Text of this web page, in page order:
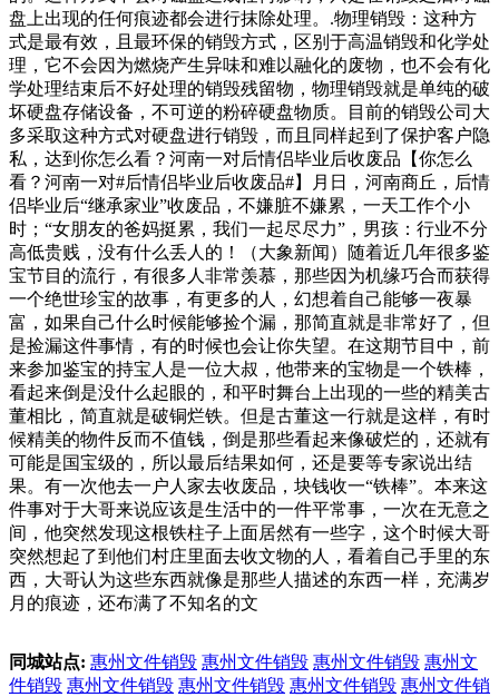
盘上出现的任何痕迹都会进行抹除处理。.物理销毁：这种方
式是最有效，且最环保的销毁方式，区别于高温销毁和化学处
理，它不会因为燃烧产生异味和难以融化的废物，也不会有化
学处理结束后不好处理的销毁残留物，物理销毁就是单纯的破
坏硬盘存储设备，不可逆的粉碎硬盘物质。目前的销毁公司大
多采取这种方式对硬盘进行销毁，而且同样起到了保护客户隐
私，达到你怎么看？河南一对后情侣毕业后收废品【你怎么
看？河南一对#后情侣毕业后收废品#】月日，河南商丘，后情
侣毕业后“继承家业”收废品，不嫌脏不嫌累，一天工作个小
时；“女朋友的爸妈挺累，我们一起尽尽力”，男孩：行业不分
高低贵贱，没有什么丢人的！（大象新闻）随着近几年很多鉴
宝节目的流行，有很多人非常羡慕，那些因为机缘巧合而获得
一个绝世珍宝的故事，有更多的人，幻想着自己能够一夜暴
富，如果自己什么时候能够捡个漏，那简直就是非常好了，但
是捡漏这件事情，有的时候也会让你失望。在这期节目中，前
来参加鉴宝的持宝人是一位大叔，他带来的宝物是一个铁棒，
看起来倒是没什么起眼的，和平时舞台上出现的一些的精美古
董相比，简直就是破铜烂铁。但是古董这一行就是这样，有时
候精美的物件反而不值钱，倒是那些看起来像破烂的，还就有
可能是国宝级的，所以最后结果如何，还是要等专家说出结
果。有一次他去一户人家去收废品，块钱收一“铁棒”。本来这
件事对于大哥来说应该是生活中的一件平常事，一次在无意之
间，他突然发现这根铁柱子上面居然有一些字，这个时候大哥
突然想起了到他们村庄里面去收文物的人，看着自己手里的东
西，大哥认为这些东西就像是那些人描述的东西一样，充满岁
月的痕迹，还布满了不知名的文
同城站点: 惠州文件销毁 惠州文件销毁 惠州文件销毁 惠州文
件销毁 惠州文件销毁 惠州文件销毁 惠州文件销毁 惠州文件销